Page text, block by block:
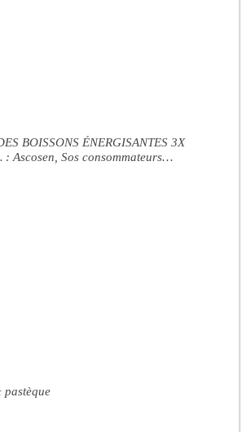
BOISSONS ÉNERGISANTES 3X
Ascosen, Sos consommateurs…
pastèque